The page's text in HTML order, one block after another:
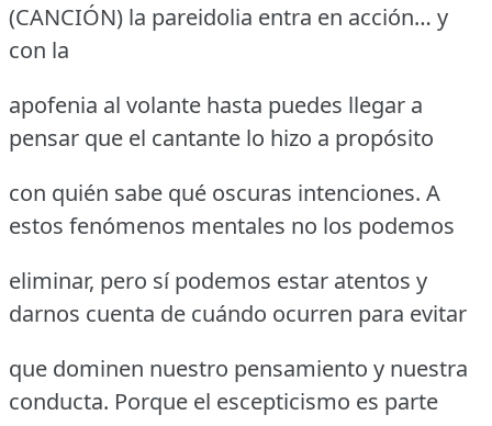
(CANCIÓN) la pareidolia entra en acción… y
con la
apofenia al volante hasta puedes llegar a
pensar que el cantante lo hizo a propósito
con quién sabe qué oscuras intenciones. A
estos fenómenos mentales no los podemos
eliminar, pero sí podemos estar atentos y
darnos cuenta de cuándo ocurren para evitar
que dominen nuestro pensamiento y nuestra
conducta. Porque el escepticismo es parte